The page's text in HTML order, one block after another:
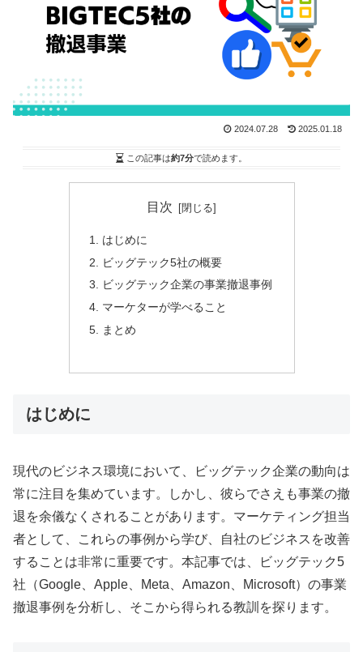
2024.07.28 2025.01.18
この記事は約7分で読めます。
目次
はじめに
ビッグテック5社の概要
ビッグテック企業の事業撤退事例
マーケターが学べること
まとめ
はじめに
現代のビジネス環境において、ビッグテック企業の動向は
常に注目を集めています。しかし、彼らでさえも事業の撤
退を余儀なくされることがあります。マーケティング担当
者として、これらの事例から学び、自社のビジネスを改善
することは非常に重要です。本記事では、ビッグテック5
社（Google、Apple、Meta、Amazon、Microsoft）の事業
撤退事例を分析し、そこから得られる教訓を探ります。